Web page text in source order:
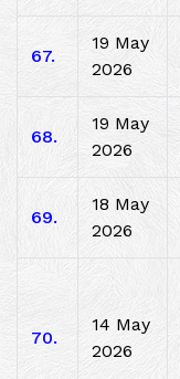
67.
19 May
2026
68.
19 May
2026
69.
18 May
2026
70.
14 May
2026